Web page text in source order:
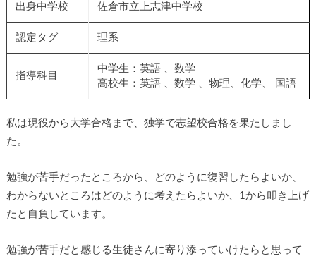
出身中学校 佐倉市立上志津中学校
認定タグ 理系
指導科目
中学生：英語 、数学
高校生：英語 、数学 、物理、化学、 国語
私は現役から大学合格まで、独学で志望校合格を果たしまし
た。
勉強が苦手だったところから、どのように復習したらよいか、
わからないところはどのように考えたらよいか、1から叩き上げ
たと自負しています。
勉強が苦手だと感じる生徒さんに寄り添っていけたらと思って